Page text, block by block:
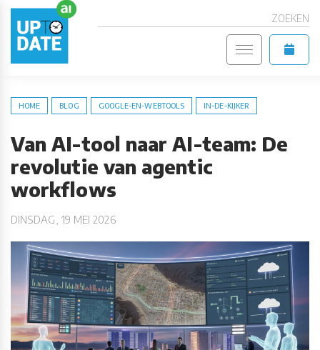
ZOEKEN
HOME BLOG GOOGLE-EN-WEBTOOLS IN-DE-KIJKER
Van AI-tool naar AI-team: De
revolutie van agentic
workflows
DINSDAG, 19 MEI 2026